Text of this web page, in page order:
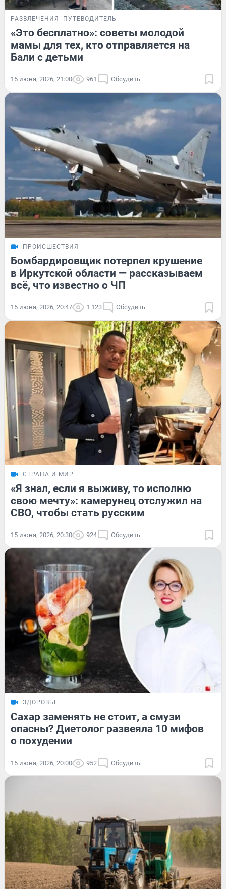
РАЗВЛЕЧЕНИЯ ПУТЕВОДИТЕЛЬ
«Это бесплатно»: советы молодой
мамы для тех, кто отправляется на
Бали с детьми
15 июня, 2026, 21:00 961 Обсудить
ПРОИСШЕСТВИЯ
Бомбардировщик потерпел крушение
в Иркутской области — рассказываем
всё, что известно о ЧП
15 июня, 2026, 20:47 1 123 Обсудить
СТРАНА И МИР
«Я знал, если я выживу, то исполню
свою мечту»: камерунец отслужил на
СВО, чтобы стать русским
15 июня, 2026, 20:30 924 Обсудить
ЗДОРОВЬЕ
Сахар заменять не стоит, а смузи
опасны? Диетолог развеяла 10 мифов
о похудении
15 июня, 2026, 20:00 952 Обсудить